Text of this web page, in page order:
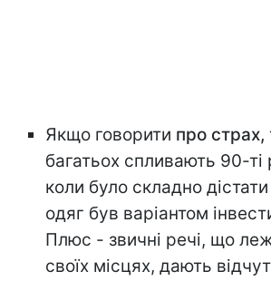
Якщо говорити про страх,
багатьох спливають 90-ті
коли було складно дістати
одяг був варіантом
Плюс - звичні речі, що
своїх місцях, дають